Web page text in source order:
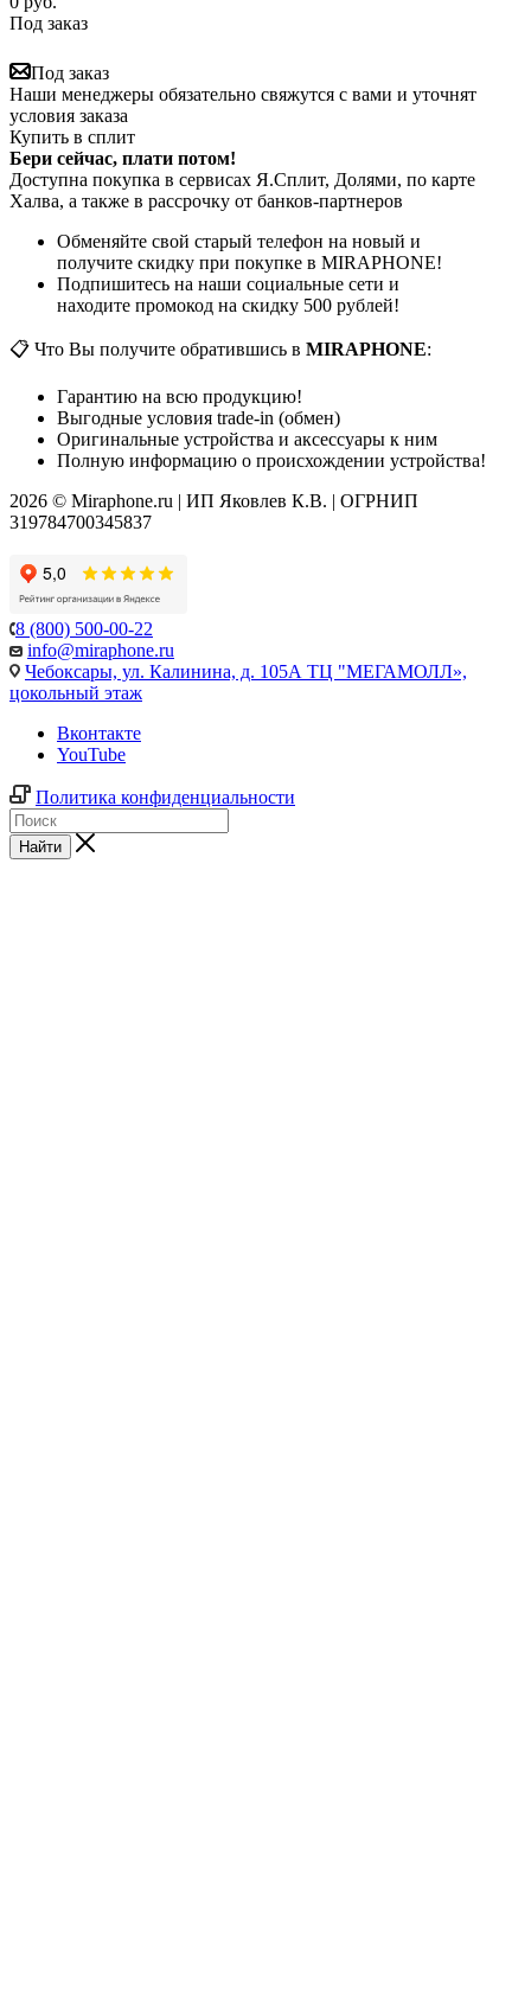
Под заказ
Под заказ
Наши менеджеры обязательно свяжутся с вами и уточнят
условия заказа
Купить в сплит
Бери сейчас, плати потом!
Доступна покупка в сервисах Я.Сплит, Долями, по карте
Халва, а также в рассрочку от банков-партнеров
Обменяйте свой старый телефон на новый и
получите скидку при покупке в MIRAPHONE!
Подпишитесь на наши социальные сети и
находите промокод на скидку 500 рублей!
📋 Что Вы получите обратившись в MIRAPHONE:
Гарантию на всю продукцию!
Выгодные условия trade-in (обмен)
Оригинальные устройства и аксессуары к ним
Полную информацию о происхождении устройства!
2026 © Miraphone.ru | ИП Яковлев К.В. | ОГРНИП
319784700345837
8 (800) 500-00-22
info@miraphone.ru
Чебоксары, ул. Калинина, д. 105А ТЦ "МЕГАМОЛЛ»,
цокольный этаж
Вконтакте
YouTube
Политика конфиденциальности
Найти